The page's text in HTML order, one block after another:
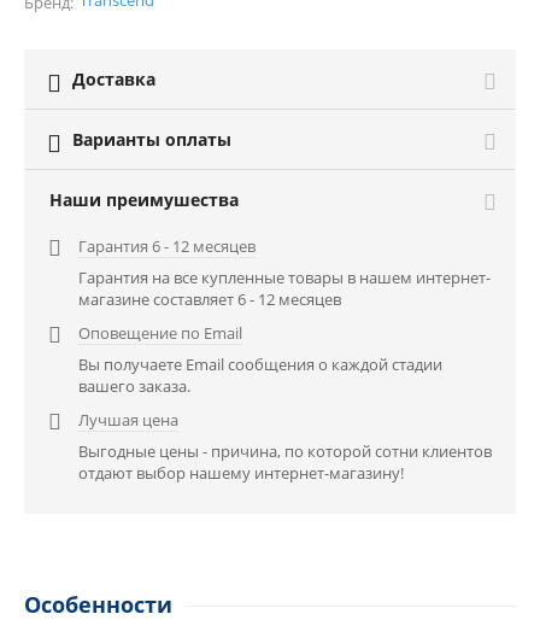
 Доставка
 Варианты оплаты
Наши преимушества

Гарантия 6 - 12 месяцев
Гарантия на все купленные товары в нашем интернет-
магазине составляет 6 - 12 месяцев

Оповещение по Email
Вы получаете Email сообщения о каждой стадии
вашего заказа.

Лучшая цена
Выгодные цены - причина, по которой сотни клиентов
отдают выбор нашему интернет-магазину!
Особенности